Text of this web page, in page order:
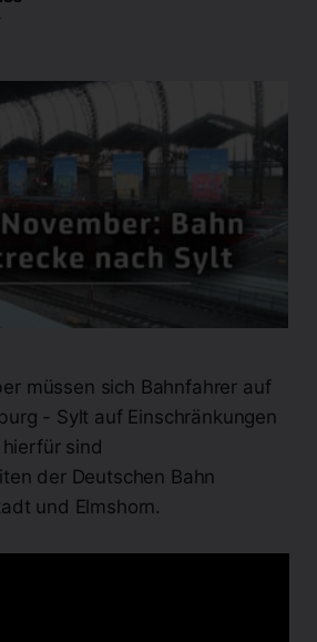
müssen sich Bahnfahrer auf
- Sylt auf Einschränkungen
sind
der Deutschen Bahn
und Elmshorn.